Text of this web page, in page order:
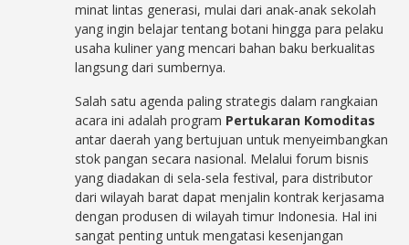
minat lintas generasi, mulai dari anak-anak sekolah
yang ingin belajar tentang botani hingga para pelaku
usaha kuliner yang mencari bahan baku berkualitas
langsung dari sumbernya.
Salah satu agenda paling strategis dalam rangkaian
acara ini adalah program Pertukaran Komoditas
antar daerah yang bertujuan untuk menyeimbangkan
stok pangan secara nasional. Melalui forum bisnis
yang diadakan di sela-sela festival, para distributor
dari wilayah barat dapat menjalin kontrak kerjasama
dengan produsen di wilayah timur Indonesia. Hal ini
sangat penting untuk mengatasi kesenjangan